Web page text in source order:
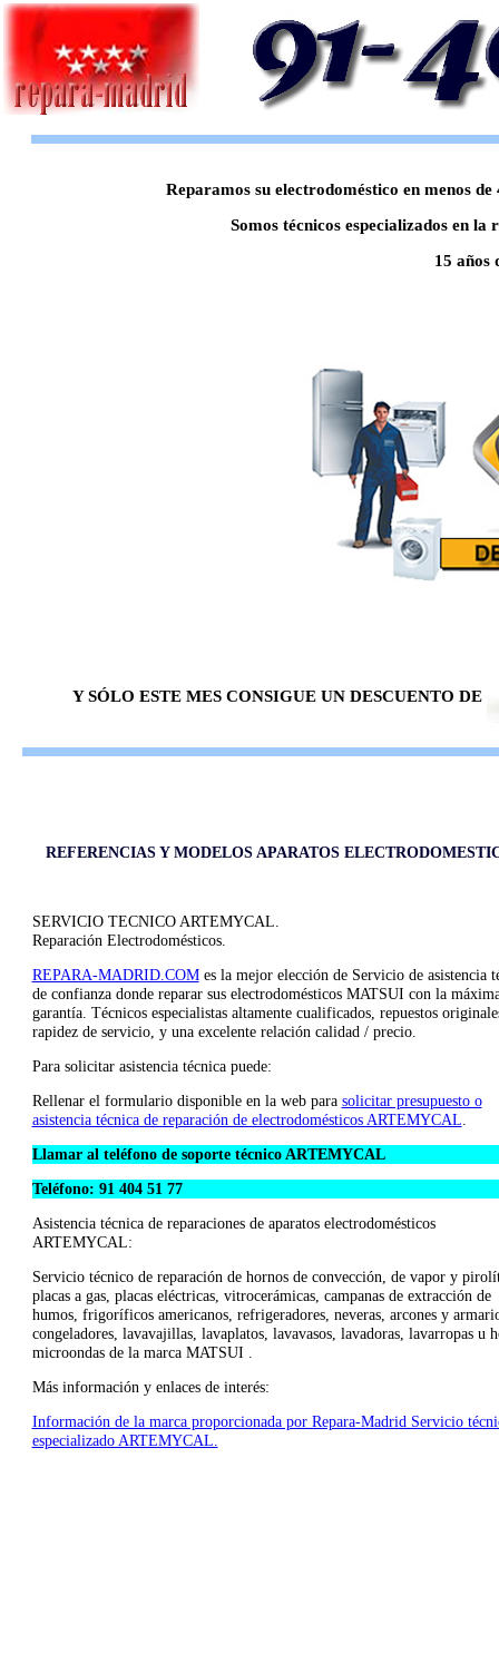
Reparamos su electrodoméstico en menos
Somos técnicos especializados en
15 años
Y SÓLO ESTE MES CONSIGUE UN DESCUENTO DE
REFERENCIAS Y MODELOS APARATOS
SERVICIO TECNICO ARTEMYCAL.
Reparación Electrodomésticos.
REPARA-MADRID.COMes la mejor elección de Servicio de asistencia
de confianza donde reparar sus electrodomésticos MATSUI con la
garantía. Técnicos especialistas altamente cualificados, repuestos
rapidez de servicio, y una excelente relación calidad / precio.
Para solicitar asistencia técnica puede:
Rellenar el formulario disponible en la web para solicitar presupuesto o
asistencia técnica de reparación de electrodomésticos ARTEMYCAL.
Llamar al teléfono de soporte técnico ARTEMYCAL
Teléfono: 91 404 51 77
Asistencia técnica de reparaciones de aparatos electrodomésticos
ARTEMYCAL:
Servicio técnico de reparación de hornos de convección, de vapor y
placas a gas, placas eléctricas, vitrocerámicas, campanas de extracción de
humos, frigoríficos americanos, refrigeradores, neveras, arcones y
congeladores, lavavajillas, lavaplatos, lavavasos, lavadoras, lavarropas u
microondas de la marca MATSUI .
Más información y enlaces de interés:
Información de la marca proporcionada por Repara-Madrid Servicio
especializado ARTEMYCAL.